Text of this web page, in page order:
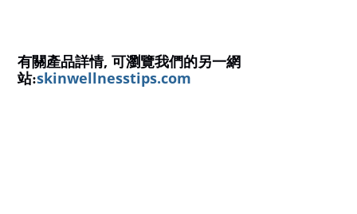
有關產品詳情, 可瀏覽我們的另一網
站:skinwellnesstips.com